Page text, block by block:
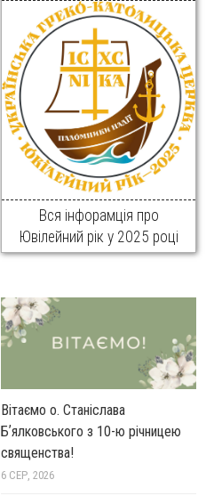
Вся інфорамція про
Ювілейний рік у 2025 році
Вітаємо о. Станіслава
Бʼялковського з 10-ю річницею
священства!
6 СЕР, 2026